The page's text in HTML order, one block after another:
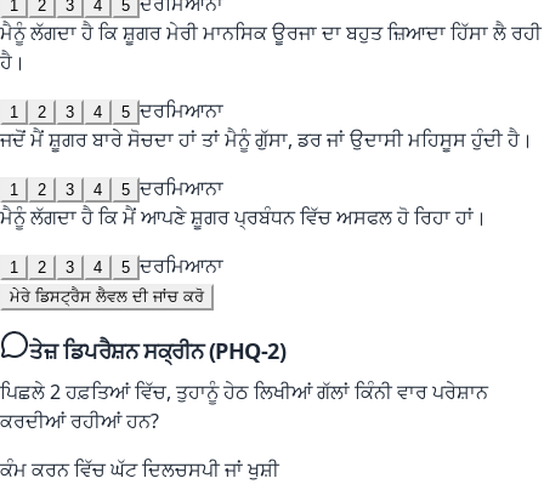
1 2 3 4 5
ਮੈਨੂੰ ਲੱਗਦਾ ਹੈ ਕਿ ਸ਼ੂਗਰ ਮੇਰੀ ਮਾਨਸਿਕ ਊਰਜਾ ਦਾ ਬਹੁਤ ਜ਼ਿਆਦਾ ਹਿੱਸਾ ਲੈ ਰਹੀ
ਹੈ।
1 2 3 4 5 ਦਰਮਿਆਨਾ
ਜਦੋਂ ਮੈਂ ਸ਼ੂਗਰ ਬਾਰੇ ਸੋਚਦਾ ਹਾਂ ਤਾਂ ਮੈਨੂੰ ਗੁੱਸਾ, ਡਰ ਜਾਂ ਉਦਾਸੀ ਮਹਿਸੂਸ ਹੁੰਦੀ ਹੈ।
1 2 3 4 5 ਦਰਮਿਆਨਾ
ਮੈਨੂੰ ਲੱਗਦਾ ਹੈ ਕਿ ਮੈਂ ਆਪਣੇ ਸ਼ੂਗਰ ਪ੍ਰਬੰਧਨ ਵਿੱਚ ਅਸਫਲ ਹੋ ਰਿਹਾ ਹਾਂ।
1 2 3 4 5 ਦਰਮਿਆਨਾ
ਮੇਰੇ ਡਿਸਟ੍ਰੈਸ ਲੈਵਲ ਦੀ ਜਾਂਚ ਕਰੋ
ਤੇਜ਼ ਡਿਪਰੈਸ਼ਨ ਸਕ੍ਰੀਨ (PHQ-2)
ਪਿਛਲੇ 2 ਹਫ਼ਤਿਆਂ ਵਿੱਚ, ਤੁਹਾਨੂੰ ਹੇਠ ਲਿਖੀਆਂ ਗੱਲਾਂ ਕਿੰਨੀ ਵਾਰ ਪਰੇਸ਼ਾਨ
ਕਰਦੀਆਂ ਰਹੀਆਂ ਹਨ?
ਕੰਮ ਕਰਨ ਵਿੱਚ ਘੱਟ ਦਿਲਚਸਪੀ ਜਾਂ ਖੁਸ਼ੀ